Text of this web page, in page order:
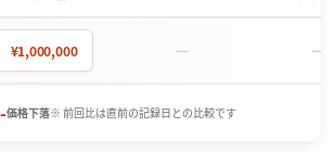
¥1,000,000 － －
-価格下落※ 前回比は直前の記録日との比較です